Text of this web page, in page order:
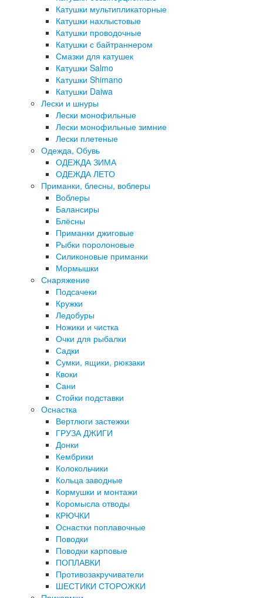
Катушки мультипликаторные
Катушки нахлыстовые
Катушки проводочные
Катушки с байтраннером
Смазки для катушек
Катушки Salmo
Катушки Shimano
Катушки Daiwa
Лески и шнуры
Лески монофильные
Лески монофильные зимние
Лески плетеные
Одежда, Обувь
ОДЕЖДА ЗИМА
ОДЕЖДА ЛЕТО
Приманки, блесны, воблеры
Воблеры
Балансиры
Блёсны
Приманки джиговые
Рыбки поролоновые
Силиконовые приманки
Мормышки
Снаряжение
Подсачеки
Кружки
Ледобуры
Ножики и чистка
Очки для рыбалки
Садки
Сумки, ящики, рюкзаки
Квоки
Сани
Стойки подставки
Оснастка
Вертлюги застежки
ГРУЗА ДЖИГИ
Донки
Кембрики
Колокольчики
Кольца заводные
Кормушки и монтажи
Коромысла отводы
КРЮЧКИ
Оснастки поплавочные
Поводки
Поводки карповые
ПОПЛАВКИ
Противозакручиватели
ШЕСТИКИ СТОРОЖКИ